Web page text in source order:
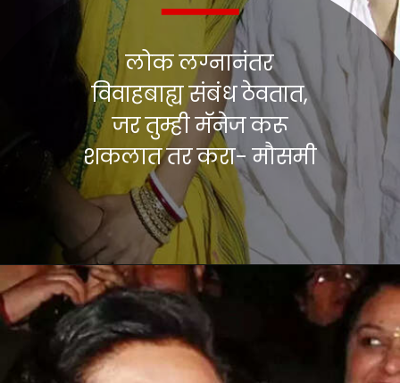
लोक लग्नानंतर
विवाहबाह्य संबंध ठेवतात,
जर तुम्ही मॅनेज करू
शकलात तर करा- मौसमी